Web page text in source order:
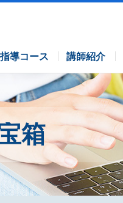
指導コース
コース 講師紹介
箱